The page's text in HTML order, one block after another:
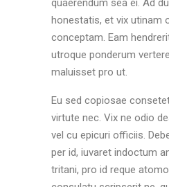
quaerendum sea ei. Ad
honestatis, et vix utinam
conceptam. Eam
utroque ponderum
maluisset pro ut.
Eu sed copiosae
virtute nec. Vix ne odio
vel cu epicuri officiis.
per id, iuvaret indoctum
tritani, pro id reque